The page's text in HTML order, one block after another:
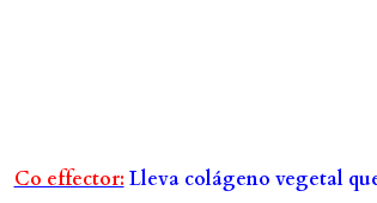
Co effector: Lleva colágeno vegetal